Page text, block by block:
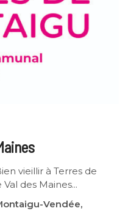
vieillir à Terres de
des Maines...
Vendée,